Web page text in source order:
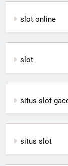
slot online
slot
situs slot
situs slot